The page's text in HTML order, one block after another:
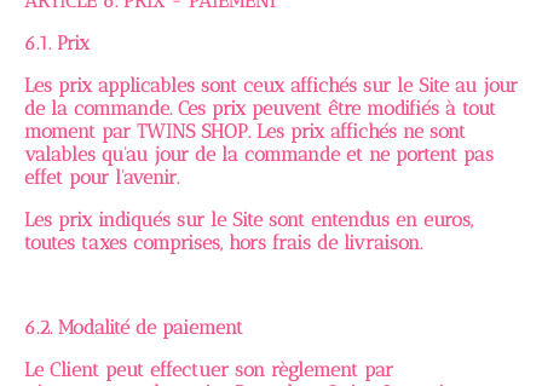
6.1. Prix
Les prix applicables sont ceux affichés sur le Site au jour
de la commande. Ces prix peuvent être modifiés à tout
moment par TWINS SHOP. Les prix affichés ne sont
valables qu'au jour de la commande et ne portent pas
effet pour l'avenir.
Les prix indiqués sur le Site sont entendus en euros,
toutes taxes comprises, hors frais de livraison.
6.2. Modalité de paiement
Le Client peut effectuer son règlement par